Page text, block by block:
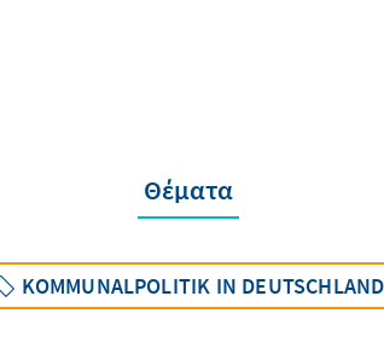
Θέματα
KOMMUNALPOLITIK IN DEUTSCHLAND